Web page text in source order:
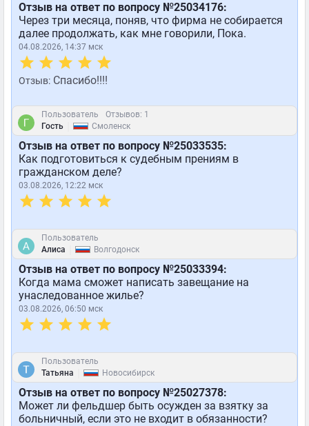
Отзыв на ответ по вопросу №25034176:
Через три месяца, поняв, что фирма не собирается
далее продолжать, как мне говорили, Пока.
04.08.2026, 14:37 мск
Отзыв: Спасибо!!!!
Пользователь
Отзывов: 1
Гость
Смоленск
Отзыв на ответ по вопросу №25033535:
Как подготовиться к судебным прениям в
гражданском деле?
03.08.2026, 12:22 мск
Пользователь
Алиса
Волгодонск
Отзыв на ответ по вопросу №25033394:
Когда мама сможет написать завещание на
унаследованное жилье?
03.08.2026, 06:50 мск
Пользователь
Татьяна
Новосибирск
Отзыв на ответ по вопросу №25027378:
Может ли фельдшер быть осужден за взятку за
больничный, если это не входит в обязанности?